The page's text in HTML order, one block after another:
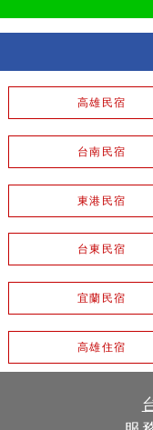
高雄民宿
台南民宿
東港民宿
台東民宿
宜蘭民宿
高雄住宿